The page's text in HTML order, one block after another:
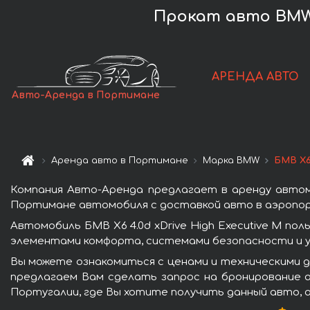
Прокат авто
Авто-Аренда в Портимане
АРЕНДА АВТО
Аренда авто в Портимане Марка BMW БМВ
Компания Авто-Аренда предлагает в аренду
Портимане автомобиля с доставкой авто в
Автомобиль БМВ X6 4.0d xDrive High Executive M
элементами комфорта, системами безопасности и
Вы можете ознакомиться с ценами и
предлагаем Вам сделать запрос на
Португалии, где Вы хотите получить данный